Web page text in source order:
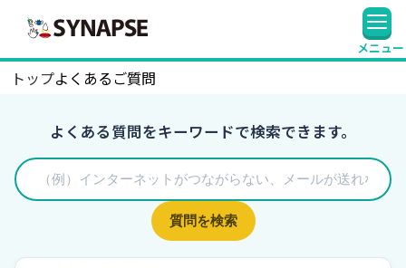
メニュー
トップよくあるご質問
よくある質問をキーワードで検索できます。
質問を検索